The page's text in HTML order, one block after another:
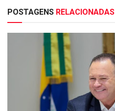
POSTAGENS RELACIONADAS